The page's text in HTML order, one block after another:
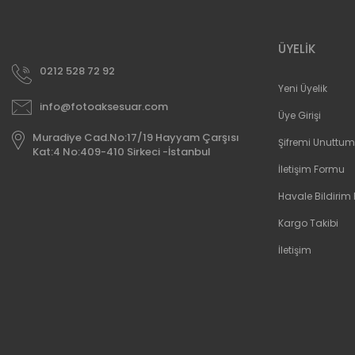
0212 528 72 92
info@fotoaksesuar.com
Muradiye Cad.No:17/19 Hayyam Çarşısı
Kat:4 No:409-410 Sirkeci -İstanbul
ÜYELİK
Yeni Üyelik
Üye Girişi
Şifremi Unuttum
İletişim Formu
Havale Bildirim
Kargo Takibi
İletişim